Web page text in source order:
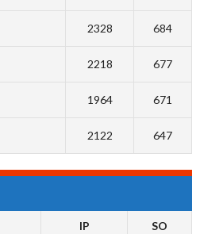
2328 684
2218 677
1964 671
2122 647
IP SO